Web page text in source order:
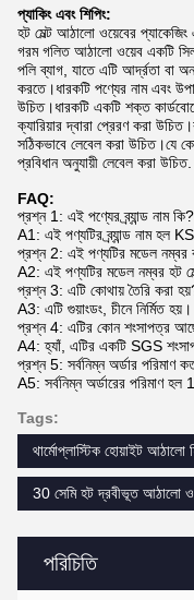
পরিচিতি
প্যাকিং এবং শিপিং:
হট মেল্ট আঠালো ওয়েবের প্যাকেজিং
গরম গলিত আঠালো ওয়েব একটি
পলি ব্যাগ, যাতে এটি আর্দ্রতা বা
করতে।ধারকটি পণ্যের নাম এবং
উচিত।ধারকটি একটি শক্ত
ক্যারিয়ার দ্বারা প্রেরণ করা
সঠিকভাবে লেবেল করা উচিত।যে
প্রবিধান অনুযায়ী লেবেল করা উচিত.
FAQ:
প্রশ্ন 1: এই পণ্যের ব্র্যান্ড নাম কি?
A1: এই পণ্যটির ব্র্যান্ড নাম হল
প্রশ্ন 2: এই পণ্যটির মডেল
A2: এই পণ্যটির মডেল নম্বর হট
প্রশ্ন 3: এটি কোথায় তৈরি করা
A3: এটি গুয়াংডং, চীনে নির্মিত হয়।
প্রশ্ন 4: এটির কোন শংসাপত্র
A4: হ্যাঁ, এটির একটি SGS
প্রশ্ন 5: সর্বনিম্ন অর্ডার পরিমাণ
A5: সর্বনিম্ন অর্ডারের পরিমাণ হল
Tags:
থার্মোপ্লাস্টিক হোয়াইট আঠালো
30 সেমি হট দ্রবীভূত আঠালো